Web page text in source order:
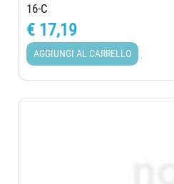
16-C
€ 17,19
AGGIUNGI AL CARRELLO